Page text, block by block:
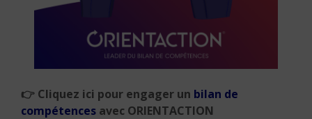
👉 Cliquez ici pour engager un bilan de
compétences avec ORIENTACTION